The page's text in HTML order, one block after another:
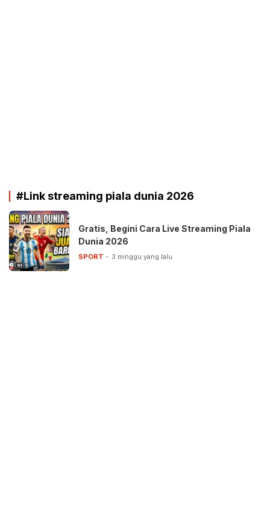
#Link streaming piala dunia 2026
Gratis, Begini Cara Live Streaming Piala
Dunia 2026
SPORT 3 minggu yang lalu